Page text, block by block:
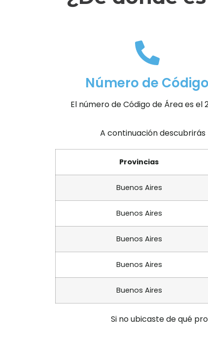
Número de Código
El número de Código de Área es el
A continuación
Provincias
Buenos Aires
Buenos Aires
Buenos Aires
Buenos Aires
Buenos Aires
Si no ubicaste de qué